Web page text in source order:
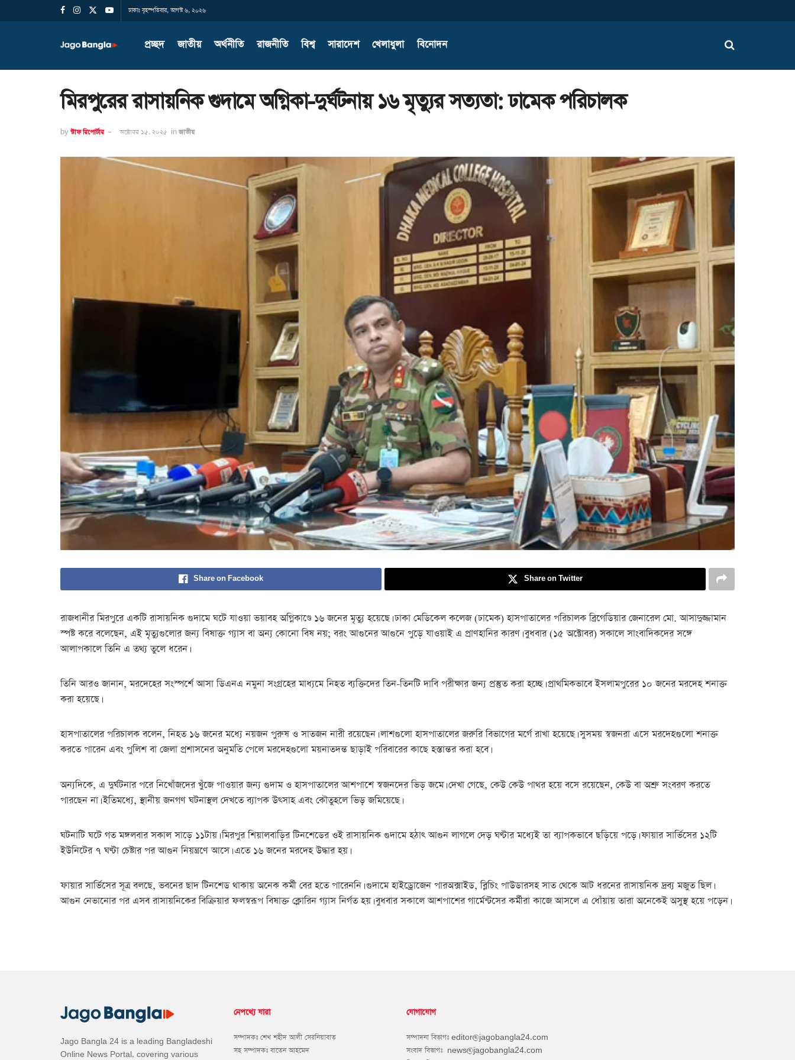
ঢাকাঃ বৃহস্পতিবার, আগস্ট ৬, ২০২৬
প্রচ্ছদ জাতীয় অর্থনীতি রাজনীতি বিশ্ব সারাদেশ খেলাধুলা বিনোদন
মিরপুরের রাসায়নিক গুদামে অগ্নিকা-দুর্ঘটনায় ১৬ মৃত্যুর সত্যতা: ঢামেক পরিচালক
by স্টাফ রিপোর্টার অক্টোবর ১৫, ২০২৫ in জাতীয়
Share on Facebook Share on Twitter
রাজধানীর মিরপুরে একটি রাসায়নিক গুদামে ঘটে যাওয়া ভয়াবহ অগ্নিকাণ্ডে ১৬ জনের মৃত্যু হয়েছে। ঢাকা মেডিকেল কলেজ (ঢামেক) হাসপাতালের পরিচালক ব্রিগেডিয়ার জেনারেল মো. আসাদুজ্জামান
স্পষ্ট করে বলেছেন, এই মৃত্যুগুলোর জন্য বিষাক্ত গ্যাস বা অন্য কোনো বিষ নয়; বরং আগুনের আগুনে পুড়ে যাওয়াই এ প্রাণহানির কারণ। বুধবার (১৫ অক্টোবর) সকালে সাংবাদিকদের সঙ্গে
আলাপকালে তিনি এ তথ্য তুলে ধরেন।
তিনি আরও জানান, মরদেহের সংস্পর্শে আসা ডিএনএ নমুনা সংগ্রহের মাধ্যমে নিহত ব্যক্তিদের তিন-তিনটি দাবি পরীক্ষার জন্য প্রস্তুত করা হচ্ছে। প্রাথমিকভাবে ইসলামপুরের ১০ জনের মরদেহ শনাক্ত
করা হয়েছে।
হাসপাতালের পরিচালক বলেন, নিহত ১৬ জনের মধ্যে নয়জন পুরুষ ও সাতজন নারী রয়েছেন। লাশগুলো হাসপাতালের জরুরি বিভাগের মর্গে রাখা হয়েছে। সুসময় স্বজনরা এসে মরদেহগুলো শনাক্ত
করতে পারেন এবং পুলিশ বা জেলা প্রশাসনের অনুমতি পেলে মরদেহগুলো ময়নাতদন্ত ছাড়াই পরিবারের কাছে হস্তান্তর করা হবে।
অন্যদিকে, এ দুর্ঘটনার পরে নিখোঁজদের খুঁজে পাওয়ার জন্য গুদাম ও হাসপাতালের আশপাশে স্বজনদের ভিড় জমে। দেখা গেছে, কেউ কেউ পাথর হয়ে বসে রয়েছেন, কেউ বা অশ্রু সংবরণ করতে
পারছেন না। ইতিমধ্যে, স্থানীয় জনগণ ঘটনাস্থল দেখতে ব্যাপক উৎসাহ এবং কৌতুহলে ভিড় জমিয়েছে।
ঘটনাটি ঘটে গত মঙ্গলবার সকাল সাড়ে ১১টায়। মিরপুর শিয়ালবাড়ির টিনশেডের ওই রাসায়নিক গুদামে হঠাৎ আগুন লাগলে দেড় ঘণ্টার মধ্যেই তা ব্যাপকভাবে ছড়িয়ে পড়ে। ফায়ার সার্ভিসের ১২টি
ইউনিটের ৭ ঘণ্টা চেষ্টার পর আগুন নিয়ন্ত্রণে আসে। এতে ১৬ জনের মরদেহ উদ্ধার হয়।
ফায়ার সার্ভিসের সূত্র বলছে, ভবনের ছাদ টিনশেড থাকায় অনেক কর্মী বের হতে পারেননি। গুদামে হাইড্রোজেন পারঅক্সাইড, ব্লিচিং পাউডারসহ সাত থেকে আট ধরনের রাসায়নিক দ্রব্য মজুত ছিল।
আগুন নেভানোর পর এসব রাসায়নিকের বিক্রিয়ার ফলস্বরূপ বিষাক্ত ক্লোরিন গ্যাস নির্গত হয়। বুধবার সকালে আশপাশের গার্মেন্টসের কর্মীরা কাজে আসলে এ ধোঁয়ায় তারা অনেকেই অসুস্থ হয়ে পড়েন।
Jago Bangla 24 is a leading Bangladeshi
Online News Portal, covering various
নেপথ্যে যারা
সম্পাদকঃ শেখ শহীদ আলী সেরনিয়াবাত
সহ সম্পাদকঃ বাতেন আহমেদ
যোগাযোগ
সম্পাদনা বিভাগঃ editor@jagobangla24.com
সংবাদ বিভাগঃ news@jagobangla24.com